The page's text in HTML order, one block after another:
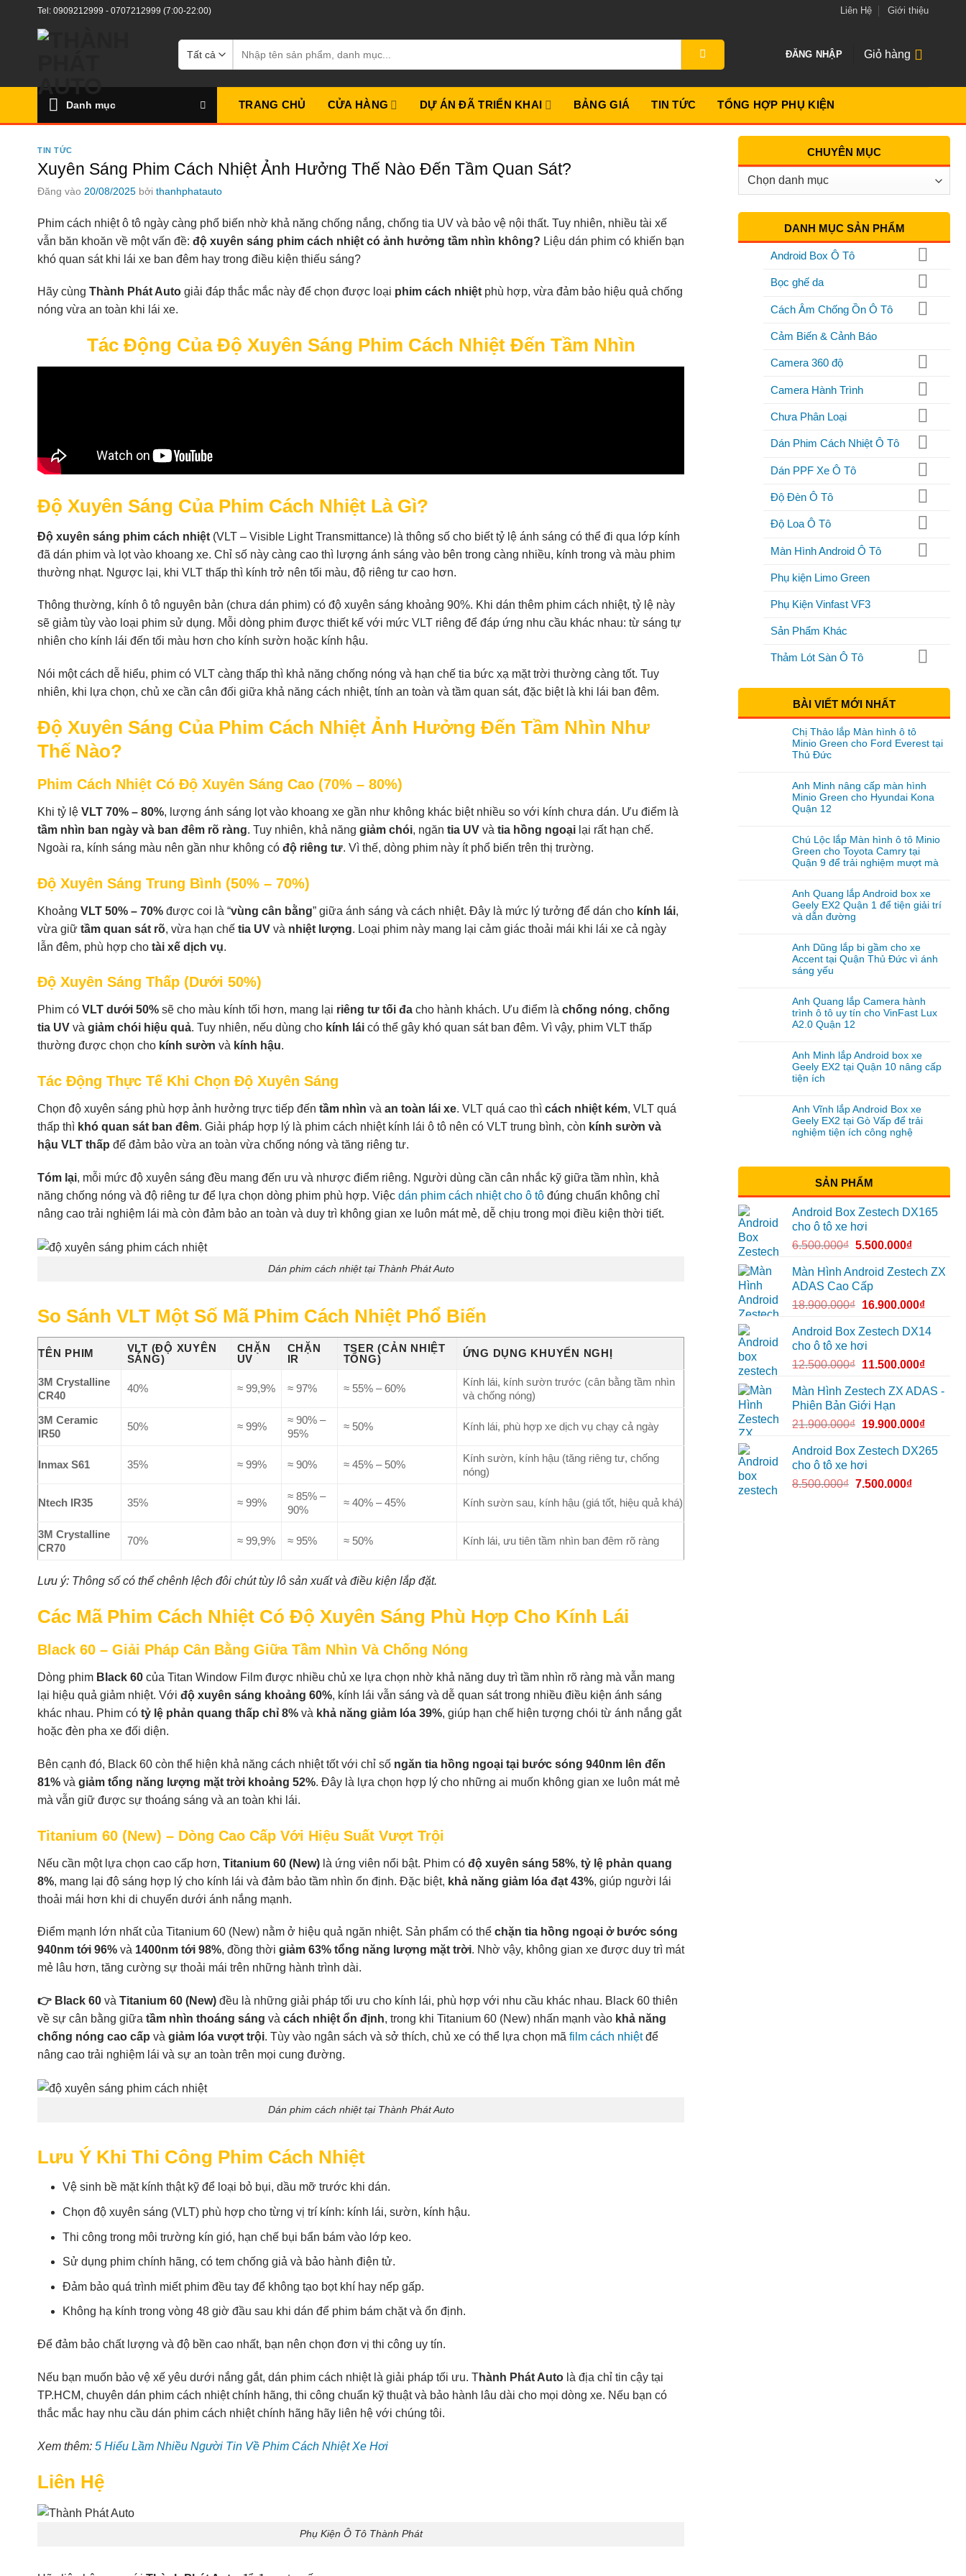
Tel: 0909212999 - 0707212999 (7:00-22:00) Liên Hệ Giới thiệu
kiếm:
ĐĂNG NHẬP Giỏ hàng
Danh mục TRANG CHỦ CỬA HÀNG DỰ ÁN ĐÃ TRIỂN KHAI BẢNG GIÁ TIN TỨC TỔNG HỢP PHỤ KIỆN
TIN TỨC
Xuyên Sáng Phim Cách Nhiệt Ảnh Hưởng Thế Nào Đến Tầm Quan Sát?
Đăng vào 20/08/2025 bởi thanhphatauto
Phim cách nhiệt ô tô ngày càng phổ biến nhờ khả năng chống nắng, chống tia UV và bảo vệ nội thất. Tuy nhiên, nhiều tài xế
vẫn băn khoăn về một vấn đề: độ xuyên sáng phim cách nhiệt có ảnh hưởng tầm nhìn không? Liệu dán phim có khiến bạn
khó quan sát khi lái xe ban đêm hay trong điều kiện thiếu sáng?
Hãy cùng Thành Phát Auto giải đáp thắc mắc này để chọn được loại phim cách nhiệt phù hợp, vừa đảm bảo hiệu quả chống
nóng vừa an toàn khi lái xe.
Tác Động Của Độ Xuyên Sáng Phim Cách Nhiệt Đến Tầm Nhìn
Độ Xuyên Sáng Của Phim Cách Nhiệt Là Gì?
Độ xuyên sáng phim cách nhiệt (VLT – Visible Light Transmittance) là thông số cho biết tỷ lệ ánh sáng có thể đi qua lớp kính
đã dán phim và lọt vào khoang xe. Chỉ số này càng cao thì lượng ánh sáng vào bên trong càng nhiều, kính trong và màu phim
thường nhạt. Ngược lại, khi VLT thấp thì kính trở nên tối màu, độ riêng tư cao hơn.
Thông thường, kính ô tô nguyên bản (chưa dán phim) có độ xuyên sáng khoảng 90%. Khi dán thêm phim cách nhiệt, tỷ lệ này
sẽ giảm tùy vào loại phim sử dụng. Mỗi dòng phim được thiết kế với mức VLT riêng để đáp ứng nhu cầu khác nhau: từ sáng tự
nhiên cho kính lái đến tối màu hơn cho kính sườn hoặc kính hậu.
Nói một cách dễ hiểu, phim có VLT càng thấp thì khả năng chống nóng và hạn chế tia bức xạ mặt trời thường càng tốt. Tuy
nhiên, khi lựa chọn, chủ xe cần cân đối giữa khả năng cách nhiệt, tính an toàn và tầm quan sát, đặc biệt là khi lái ban đêm.
Độ Xuyên Sáng Của Phim Cách Nhiệt Ảnh Hưởng Đến Tầm Nhìn Như
Thế Nào?
Phim Cách Nhiệt Có Độ Xuyên Sáng Cao (70% – 80%)
Khi tỷ lệ VLT 70% – 80%, lượng ánh sáng lọt vào khoang xe gần như không khác biệt nhiều so với kính chưa dán. Ưu điểm là
tầm nhìn ban ngày và ban đêm rõ ràng. Tuy nhiên, khả năng giảm chói, ngăn tia UV và tia hồng ngoại lại rất hạn chế.
Ngoài ra, kính sáng màu nên gần như không có độ riêng tư. Vì thế, dòng phim này ít phổ biến trên thị trường.
Độ Xuyên Sáng Trung Bình (50% – 70%)
Khoảng VLT 50% – 70% được coi là “vùng cân bằng” giữa ánh sáng và cách nhiệt. Đây là mức lý tưởng để dán cho kính lái,
vừa giữ tầm quan sát rõ, vừa hạn chế tia UV và nhiệt lượng. Loại phim này mang lại cảm giác thoải mái khi lái xe cả ngày
lẫn đêm, phù hợp cho tài xế dịch vụ.
Độ Xuyên Sáng Thấp (Dưới 50%)
Phim có VLT dưới 50% sẽ cho màu kính tối hơn, mang lại riêng tư tối đa cho hành khách. Ưu điểm là chống nóng, chống
tia UV và giảm chói hiệu quả. Tuy nhiên, nếu dùng cho kính lái có thể gây khó quan sát ban đêm. Vì vậy, phim VLT thấp
thường được chọn cho kính sườn và kính hậu.
Tác Động Thực Tế Khi Chọn Độ Xuyên Sáng
Chọn độ xuyên sáng phù hợp ảnh hưởng trực tiếp đến tầm nhìn và an toàn lái xe. VLT quá cao thì cách nhiệt kém, VLT quá
thấp thì khó quan sát ban đêm. Giải pháp hợp lý là phim cách nhiệt kính lái ô tô nên có VLT trung bình, còn kính sườn và
hậu VLT thấp để đảm bảo vừa an toàn vừa chống nóng và tăng riêng tư.
Tóm lại, mỗi mức độ xuyên sáng đều mang đến ưu và nhược điểm riêng. Người dùng cần cân nhắc kỹ giữa tầm nhìn, khả
năng chống nóng và độ riêng tư để lựa chọn dòng phim phù hợp. Việc dán phim cách nhiệt cho ô tô đúng chuẩn không chỉ
nâng cao trải nghiệm lái mà còn đảm bảo an toàn và duy trì không gian xe luôn mát mẻ, dễ chịu trong mọi điều kiện thời tiết.
Dán phim cách nhiệt tại Thành Phát Auto
So Sánh VLT Một Số Mã Phim Cách Nhiệt Phổ Biến
TÊN PHIM
VLT (ĐỘ XUYÊN
SÁNG)
CHẶN
UV
CHẶN
IR
TSER (CẢN NHIỆT
TỔNG)
ỨNG DỤNG KHUYẾN NGHỊ
3M Crystalline
CR40
40% ≈ 99,9% ≈ 97% ≈ 55% – 60%
Kính lái, kính sườn trước (cân bằng tầm nhìn
và chống nóng)
3M Ceramic
IR50
50% ≈ 99%
≈ 90% –
95%
≈ 50% Kính lái, phù hợp xe dịch vụ chạy cả ngày
Inmax S61 35% ≈ 99% ≈ 90% ≈ 45% – 50%
Kính sườn, kính hậu (tăng riêng tư, chống
nóng)
Ntech IR35 35% ≈ 99%
≈ 85% –
90%
≈ 40% – 45% Kính sườn sau, kính hậu (giá tốt, hiệu quả khá)
3M Crystalline
CR70
70% ≈ 99,9% ≈ 95% ≈ 50% Kính lái, ưu tiên tầm nhìn ban đêm rõ ràng
Lưu ý: Thông số có thể chênh lệch đôi chút tùy lô sản xuất và điều kiện lắp đặt.
Các Mã Phim Cách Nhiệt Có Độ Xuyên Sáng Phù Hợp Cho Kính Lái
Black 60 – Giải Pháp Cân Bằng Giữa Tầm Nhìn Và Chống Nóng
Dòng phim Black 60 của Titan Window Film được nhiều chủ xe lựa chọn nhờ khả năng duy trì tầm nhìn rõ ràng mà vẫn mang
lại hiệu quả giảm nhiệt. Với độ xuyên sáng khoảng 60%, kính lái vẫn sáng và dễ quan sát trong nhiều điều kiện ánh sáng
khác nhau. Phim có tỷ lệ phản quang thấp chỉ 8% và khả năng giảm lóa 39%, giúp hạn chế hiện tượng chói từ ánh nắng gắt
hoặc đèn pha xe đối diện.
Bên cạnh đó, Black 60 còn thể hiện khả năng cách nhiệt tốt với chỉ số ngăn tia hồng ngoại tại bước sóng 940nm lên đến
81% và giảm tổng năng lượng mặt trời khoảng 52%. Đây là lựa chọn hợp lý cho những ai muốn không gian xe luôn mát mẻ
mà vẫn giữ được sự thoáng sáng và an toàn khi lái.
Titanium 60 (New) – Dòng Cao Cấp Với Hiệu Suất Vượt Trội
Nếu cần một lựa chọn cao cấp hơn, Titanium 60 (New) là ứng viên nổi bật. Phim có độ xuyên sáng 58%, tỷ lệ phản quang
8%, mang lại độ sáng hợp lý cho kính lái và đảm bảo tầm nhìn ổn định. Đặc biệt, khả năng giảm lóa đạt 43%, giúp người lái
thoải mái hơn khi di chuyển dưới ánh nắng mạnh.
Điểm mạnh lớn nhất của Titanium 60 (New) nằm ở hiệu quả ngăn nhiệt. Sản phẩm có thể chặn tia hồng ngoại ở bước sóng
940nm tới 96% và 1400nm tới 98%, đồng thời giảm 63% tổng năng lượng mặt trời. Nhờ vậy, không gian xe được duy trì mát
mẻ lâu hơn, tăng cường sự thoải mái trên những hành trình dài.
👉 Black 60 và Titanium 60 (New) đều là những giải pháp tối ưu cho kính lái, phù hợp với nhu cầu khác nhau. Black 60 thiên
về sự cân bằng giữa tầm nhìn thoáng sáng và cách nhiệt ổn định, trong khi Titanium 60 (New) nhấn mạnh vào khả năng
chống nóng cao cấp và giảm lóa vượt trội. Tùy vào ngân sách và sở thích, chủ xe có thể lựa chọn mã film cách nhiệtđể
nâng cao trải nghiệm lái và sự an toàn trên mọi cung đường.
Dán phim cách nhiệt tại Thành Phát Auto
Lưu Ý Khi Thi Công Phim Cách Nhiệt
Vệ sinh bề mặt kính thật kỹ để loại bỏ bụi, dầu mỡ trước khi dán.
Chọn độ xuyên sáng (VLT) phù hợp cho từng vị trí kính: kính lái, sườn, kính hậu.
Thi công trong môi trường kín gió, hạn chế bụi bẩn bám vào lớp keo.
Sử dụng phim chính hãng, có tem chống giả và bảo hành điện tử.
Đảm bảo quá trình miết phim đều tay để không tạo bọt khí hay nếp gấp.
Không hạ kính trong vòng 48 giờ đầu sau khi dán để phim bám chặt và ổn định.
Để đảm bảo chất lượng và độ bền cao nhất, bạn nên chọn đơn vị thi công uy tín.
Nếu bạn muốn bảo vệ xế yêu dưới nắng gắt, dán phim cách nhiệt là giải pháp tối ưu. Thành Phát Auto là địa chỉ tin cậy tại
TP.HCM, chuyên dán phim cách nhiệt chính hãng, thi công chuẩn kỹ thuật và bảo hành lâu dài cho mọi dòng xe. Nếu bạn có
thắc mắc hay nhu cầu dán phim cách nhiệt chính hãng hãy liên hệ với chúng tôi.
Xem thêm: 5 Hiểu Lầm Nhiều Người Tin Về Phim Cách Nhiệt Xe Hơi
Liên Hệ
Phụ Kiện Ô Tô Thành Phát
CHUYÊN MỤC
Chuyên
DANH MỤC SẢN PHẨM
Android Box Ô Tô
Bọc ghế da
Cách Âm Chống Ồn Ô Tô
Cảm Biến & Cảnh Báo
Camera 360 độ
Camera Hành Trình
Chưa Phân Loại
Dán Phim Cách Nhiệt Ô Tô
Dán PPF Xe Ô Tô
Độ Đèn Ô Tô
Độ Loa Ô Tô
Màn Hình Android Ô Tô
Phụ kiện Limo Green
Phụ Kiện Vinfast VF3
Sản Phẩm Khác
Thảm Lót Sàn Ô Tô
BÀI VIẾT MỚI NHẤT
Chị Thảo lắp Màn hình ô tô
Minio Green cho Ford Everest tại
Thủ Đức
Anh Minh nâng cấp màn hình
Minio Green cho Hyundai Kona
Quận 12
Chú Lộc lắp Màn hình ô tô Minio
Green cho Toyota Camry tại
Quận 9 để trải nghiệm mượt mà
Anh Quang lắp Android box xe
Geely EX2 Quận 1 để tiện giải trí
và dẫn đường
Anh Dũng lắp bi gầm cho xe
Accent tại Quận Thủ Đức vì ánh
sáng yếu
Anh Quang lắp Camera hành
trình ô tô uy tín cho VinFast Lux
A2.0 Quận 12
Anh Minh lắp Android box xe
Geely EX2 tại Quận 10 nâng cấp
tiện ích
Anh Vĩnh lắp Android Box xe
Geely EX2 tại Gò Vấp để trải
nghiệm tiện ích công nghệ
SẢN PHẨM
Android Box Zestech DX165
cho ô tô xe hơi
6.500.000₫ 5.500.000₫
Màn Hình Android Zestech ZX
ADAS Cao Cấp
18.900.000₫ 16.900.000₫
Android Box Zestech DX14
cho ô tô xe hơi
12.500.000₫ 11.500.000₫
Màn Hình Zestech ZX ADAS -
Phiên Bản Giới Hạn
21.900.000₫ 19.900.000₫
Android Box Zestech DX265
cho ô tô xe hơi
8.500.000₫ 7.500.000₫